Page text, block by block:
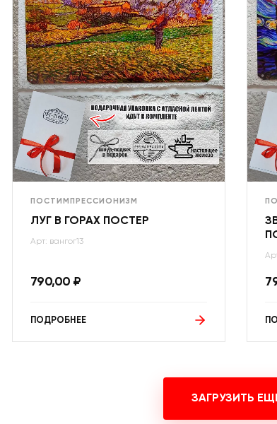
ПОСТИМПРЕССИОНИЗМ
ЛУГ В ГОРАХ ПОСТЕР
Арт: вангог13
790,00 ₽
ПОДРОБНЕЕ
ЗАГРУЗИТЬ